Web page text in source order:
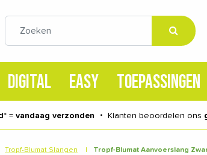
DIGITAL EASY TOEPASSINGEN
* = vandaag verzonden ・ Klanten beoordelen ons
Tropf-Blumat Slangen Tropf-Blumat Aanvoerslang